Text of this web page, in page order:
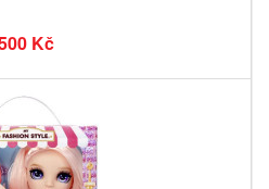
Kč